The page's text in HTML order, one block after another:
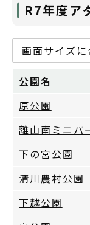
R7年度ア
画面サイズ
公園名
原公園
離山南ミニパ
下の宮公園
清川農村公園
下越公園